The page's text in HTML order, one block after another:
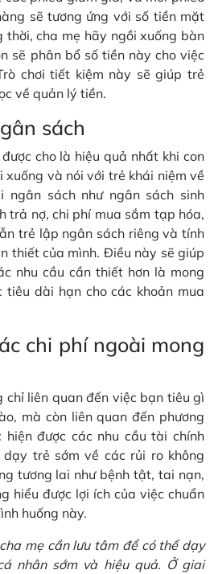
sẽ tương ứng với số tiền mặt
thời, cha mẹ hãy ngồi xuống bàn
sẽ phân bổ số tiền này cho việc
chơi tiết kiệm này sẽ giúp trẻ
về quản lý tiền.
sách
cho là hiệu quả nhất khi con
xuống và nói với trẻ khái niệm về
ngân sách như ngân sách sinh
trả nợ, chi phí mua sắm tạp hóa,
trẻ lập ngân sách riêng và tính
thiết của mình. Điều này sẽ giúp
nhu cầu cần thiết hơn là mong
tiêu dài hạn cho các khoản mua
chi phí ngoài mong
chỉ liên quan đến việc bạn tiêu gì
mà còn liên quan đến phương
được các nhu cầu tài chính
trẻ sớm về các rủi ro không
tương lai như bệnh tật, tai nạn,
hiểu được lợi ích của việc chuẩn
huống này.
mẹ cần lưu tâm để có thể dạy
nhân sớm và hiệu quả. Ở giai